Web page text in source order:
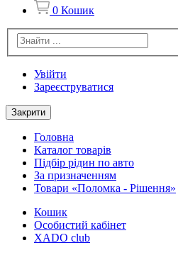
0 Кошик
Увійти
Зареєструватися
Закрити
Головна
Каталог товарів
Підбір рідин по авто
За призначенням
Товари «Поломка - Рішення»
Кошик
Особистий кабінет
XADO club